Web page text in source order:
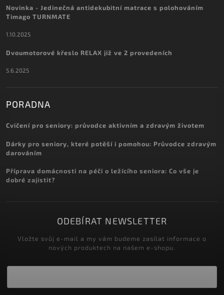
Novinka - Jedinečná antidekubitní matrace s polohováním
Timago TURNMATE
1.10.2025
Dvoumotorové křeslo RELAX již ve 2 provedeních
5.6.2025
PORADNA
Cvičení pro seniory: průvodce aktivním a zdravým životem
Dárky pro seniory, které potěší i pomohou: Průvodce zdravým
darováním
Příprava domácnosti na péči o ležícího seniora: Co vše je
dobré zajistit?
ODEBÍRAT NEWSLETTER
Vložte svůj e-mail a my vám budeme zasílat informace o
nových produktech na našem e-shopu.